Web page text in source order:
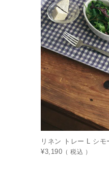
リネン トレー L シモ
¥3,190 税込